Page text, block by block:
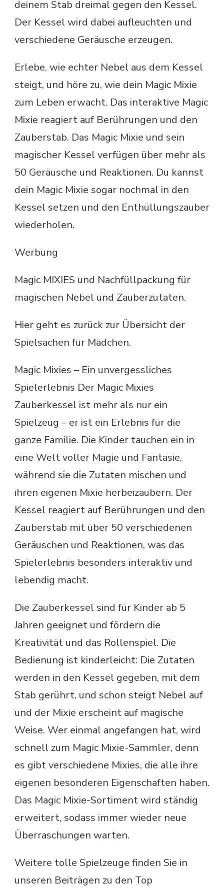
deinem Stab dreimal gegen den Kessel.
Der Kessel wird dabei aufleuchten und
verschiedene Geräusche erzeugen.
Erlebe, wie echter Nebel aus dem Kessel
steigt, und höre zu, wie dein Magic Mixie
zum Leben erwacht. Das interaktive Magic
Mixie reagiert auf Berührungen und den
Zauberstab. Das Magic Mixie und sein
magischer Kessel verfügen über mehr als
50 Geräusche und Reaktionen. Du kannst
dein Magic Mixie sogar nochmal in den
Kessel setzen und den Enthüllungszauber
wiederholen.
Werbung
Magic MIXIES und Nachfüllpackung für
magischen Nebel und Zauberzutaten.
Hier geht es zurück zur Übersicht der
Spielsachen für Mädchen.
Magic Mixies – Ein unvergessliches
Spielerlebnis Der Magic Mixies
Zauberkessel ist mehr als nur ein
Spielzeug – er ist ein Erlebnis für die
ganze Familie. Die Kinder tauchen ein in
eine Welt voller Magie und Fantasie,
während sie die Zutaten mischen und
ihren eigenen Mixie herbeizaubern. Der
Kessel reagiert auf Berührungen und den
Zauberstab mit über 50 verschiedenen
Geräuschen und Reaktionen, was das
Spielerlebnis besonders interaktiv und
lebendig macht.
Die Zauberkessel sind für Kinder ab 5
Jahren geeignet und fördern die
Kreativität und das Rollenspiel. Die
Bedienung ist kinderleicht: Die Zutaten
werden in den Kessel gegeben, mit dem
Stab gerührt, und schon steigt Nebel auf
und der Mixie erscheint auf magische
Weise. Wer einmal angefangen hat, wird
schnell zum Magic Mixie-Sammler, denn
es gibt verschiedene Mixies, die alle ihre
eigenen besonderen Eigenschaften haben.
Das Magic Mixie-Sortiment wird ständig
erweitert, sodass immer wieder neue
Überraschungen warten.
Weitere tolle Spielzeuge finden Sie in
unseren Beiträgen zu den Top